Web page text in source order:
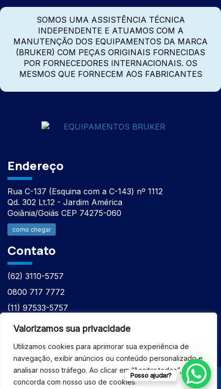
Valorizamos sua privacidade
Utilizamos cookies para aprimorar sua experiência de
navegação, exibir anúncios ou conteúdo personalizado e
analisar nosso tráfego. Ao clicar em “Aceitar todos”, você
concorda com nosso uso de cookies.
SOMOS UMA ASSISTÊNCIA TÉCNICA
INDEPENDENTE E ATUAMOS COM A
MANUTENÇÃO DOS EQUIPAMENTOS DA MARCA
(BRUKER) COM PEÇAS ORIGINAIS FORNECIDAS
POR FORNECEDORES INTERNACIONAIS. OS
MESMOS QUE FORNECEM AOS FABRICANTES
Endereço
Rua C-137 (Esquina com a C-143) nº 1112
Qd. 302 Lt.12 - Jardim América
Goiânia/Goiás CEP 74275-060
como chegar
Contato
(62) 3110-5757
0800 717 7772
(11) 97533-5757
(62) 98610-7777
Posso ajudar?